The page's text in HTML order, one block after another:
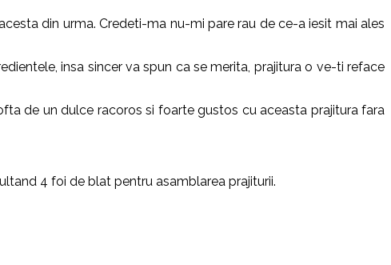
din urma. Credeti-ma nu-mi pare rau de ce-a iesit mai ales
insa sincer va spun ca se merita, prajitura o ve-ti reface
de un dulce racoros si foarte gustos cu aceasta prajitura fara
4 foi de blat pentru asamblarea prajiturii.